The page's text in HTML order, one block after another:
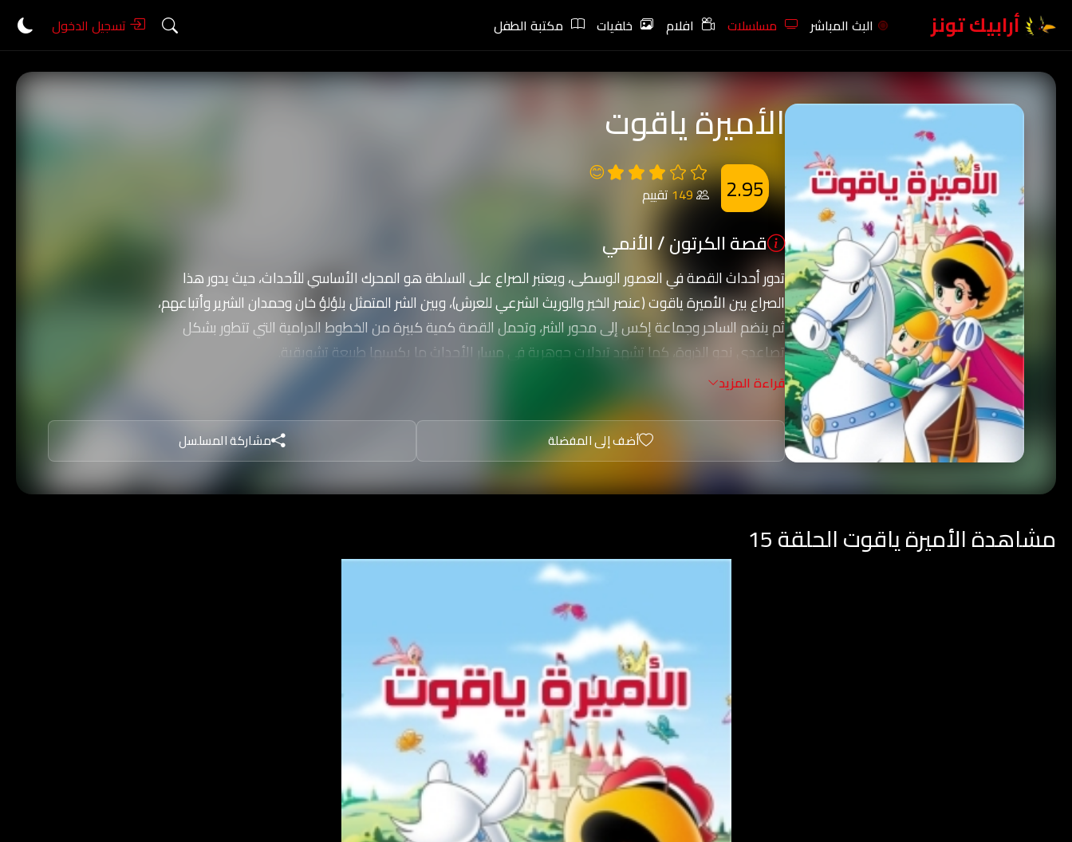
أرابيك تونز البث المباشر مسلسلات افلام خلفيات مكتبة الطفل تسجيل الدخول
الأميرة ياقوت
😊
149تقييم 2.95
قصة الكرتون / الأنمي
تدور أحداث القصة في العصور الوسطى، ويعتبر الصراع على السلطة هو المحرك الأساسي للأحداث، حيث يدور هذا
الصراع بين الأميرة ياقوت (عنصر الخير والوريث الشرعي للعرش)، وبين الشر المتمثل بلؤلؤ خان وحمدان الشرير وأتباعهم،
ثم ينضم الساحر وجماعة إكس إلى محور الشر، وتحمل القصة كمية كبيرة من الخطوط الدرامية التي تتطور بشكل
تصاعدي نحو الذروة، كما تشهد تبدلات جوهرية في مسار الأحداث ما يكسبها طبيعة تشويقية.
قراءة المزيد
أضف إلى المفضلة مشاركة المسلسل
مشاهدة الأميرة ياقوت الحلقة 15